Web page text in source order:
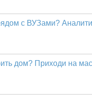
с ВУЗами?
дом? Приходи на